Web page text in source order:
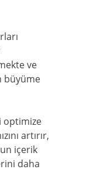
ve
büyüme
optimize
artırır,
içerik
daha